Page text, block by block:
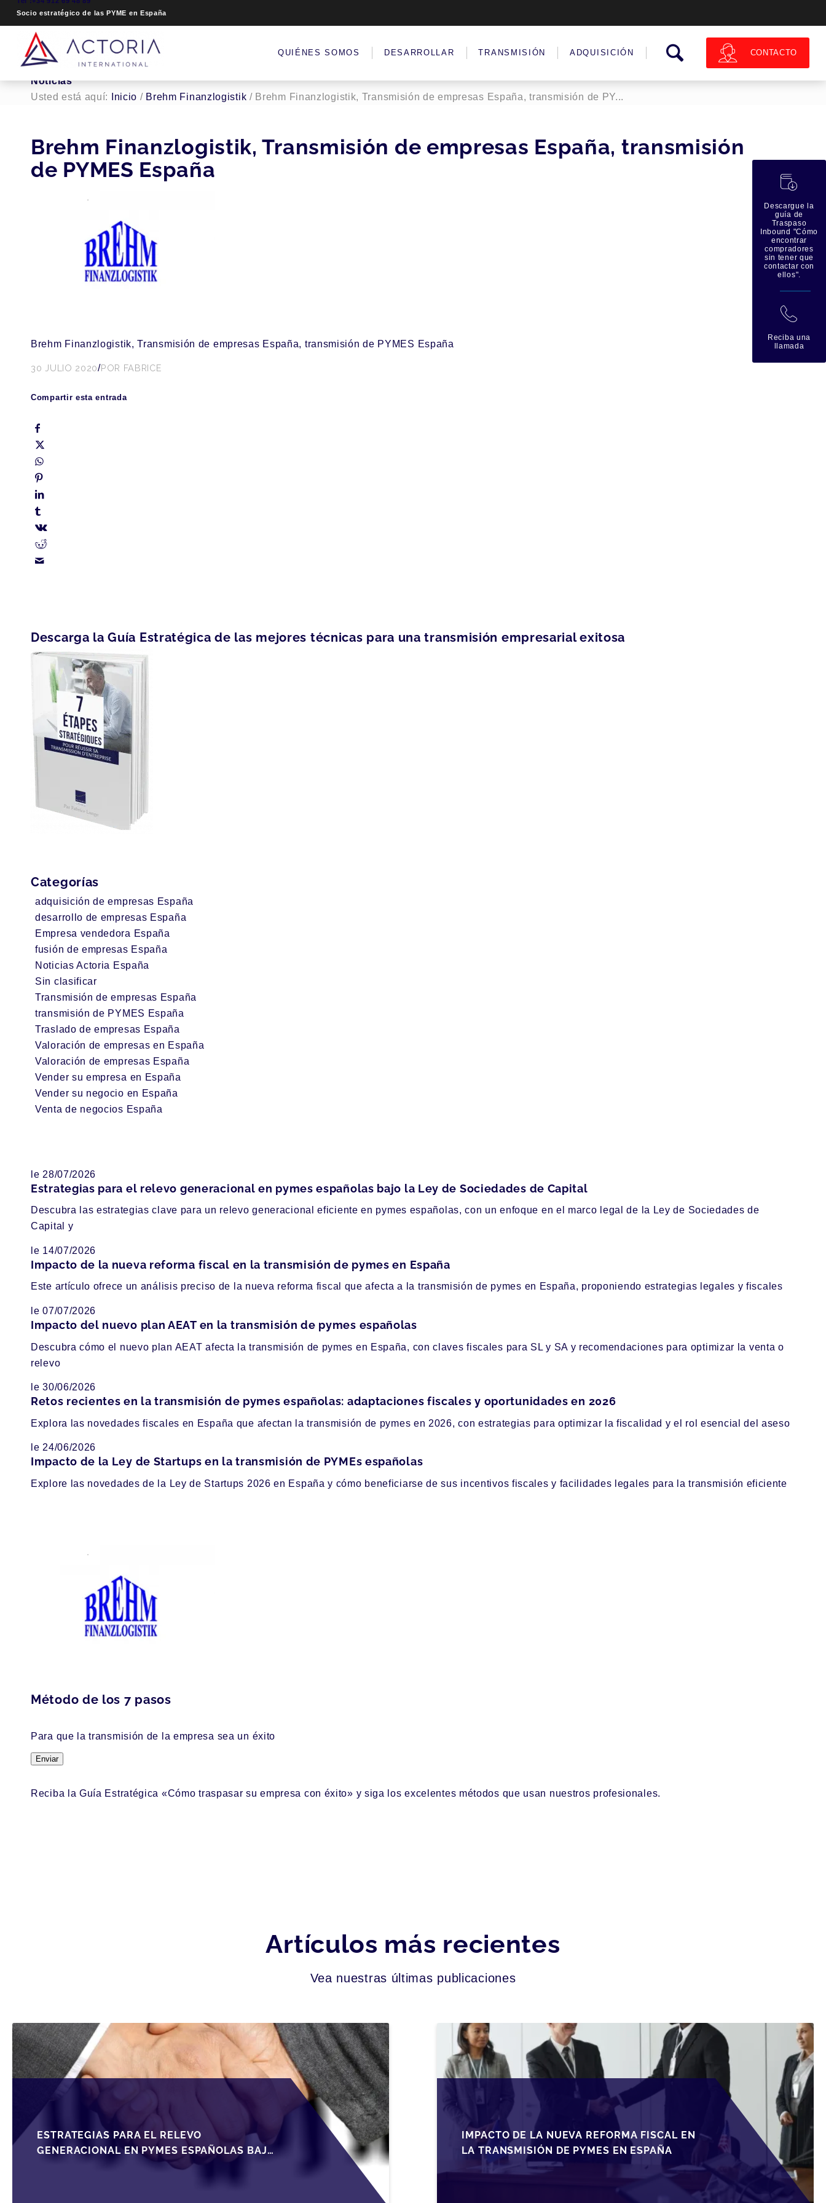
Socio estratégico de las PYME en España
QUIÉNES SOMOS DESARROLLAR TRANSMISIÓN ADQUISICIÓN CONTACTO
Noticias
Usted está aquí:
Inicio / Brehm Finanzlogistik / Brehm Finanzlogistik, Transmisión de empresas España, transmisión de PY...
Brehm Finanzlogistik, Transmisión de empresas España, transmisión
de PYMES España
Brehm Finanzlogistik, Transmisión de empresas España, transmisión de PYMES España
30 JULIO 2020/POR FABRICE
Compartir esta entrada
Descarga la Guía Estratégica de las mejores técnicas para una transmisión empresarial exitosa
Categorías
adquisición de empresas España
desarrollo de empresas España
Empresa vendedora España
fusión de empresas España
Noticias Actoria España
Sin clasificar
Transmisión de empresas España
transmisión de PYMES España
Traslado de empresas España
Valoración de empresas en España
Valoración de empresas España
Vender su empresa en España
Vender su negocio en España
Venta de negocios España
le 28/07/2026
Estrategias para el relevo generacional en pymes españolas bajo la Ley de Sociedades de Capital
Descubra las estrategias clave para un relevo generacional eficiente en pymes españolas, con un enfoque en el marco legal de la Ley de Sociedades de
Capital y
le 14/07/2026
Impacto de la nueva reforma fiscal en la transmisión de pymes en España
Este artículo ofrece un análisis preciso de la nueva reforma fiscal que afecta a la transmisión de pymes en España, proponiendo estrategias legales y fiscales
le 07/07/2026
Impacto del nuevo plan AEAT en la transmisión de pymes españolas
Descubra cómo el nuevo plan AEAT afecta la transmisión de pymes en España, con claves fiscales para SL y SA y recomendaciones para optimizar la venta o
relevo
le 30/06/2026
Retos recientes en la transmisión de pymes españolas: adaptaciones fiscales y oportunidades en 2026
Explora las novedades fiscales en España que afectan la transmisión de pymes en 2026, con estrategias para optimizar la fiscalidad y el rol esencial del aseso
le 24/06/2026
Impacto de la Ley de Startups en la transmisión de PYMEs españolas
Explore las novedades de la Ley de Startups 2026 en España y cómo beneficiarse de sus incentivos fiscales y facilidades legales para la transmisión eficiente
Método de los 7 pasos
Para que la transmisión de la empresa sea un éxito
Enviar
Reciba la Guía Estratégica «Cómo traspasar su empresa con éxito» y siga los excelentes métodos que usan nuestros profesionales.
Artículos más recientes
Vea nuestras últimas publicaciones
ESTRATEGIAS PARA EL RELEVO
GENERACIONAL EN PYMES ESPAÑOLAS BAJO
LA LEY DE SOCIEDADES DE CAPITAL
IMPACTO DE LA NUEVA REFORMA FISCAL EN
LA TRANSMISIÓN DE PYMES EN ESPAÑA
蠟
Descargue la
guía de
Traspaso
Inbound "Cómo
encontrar
compradores
sin tener que
contactar con
ellos".
拉
Reciba una
llamada